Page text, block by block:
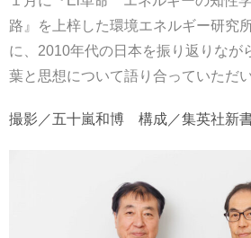
路』を上梓した環境エネルギー研究
に、2010年代の日本を振り返りなが
葉と思想について語り合っていただい
撮影／五十嵐和博 構成／集英社新